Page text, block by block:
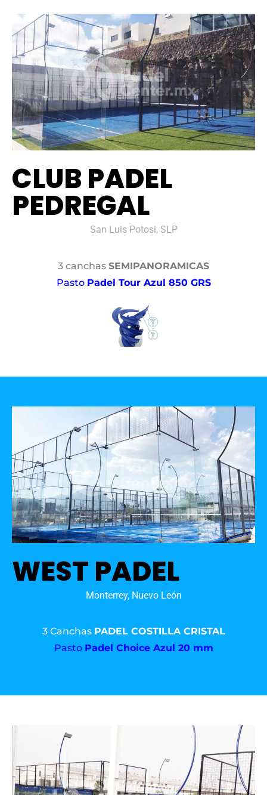
CLUB PADEL
PEDREGAL
San Luis Potosi, SLP
3 canchas SEMIPANORAMICAS
Pasto Padel Tour Azul 850 GRS
WEST PADEL
Monterrey, Nuevo León
3 Canchas PADEL COSTILLA CRISTAL
Pasto Padel Choice Azul 20 mm